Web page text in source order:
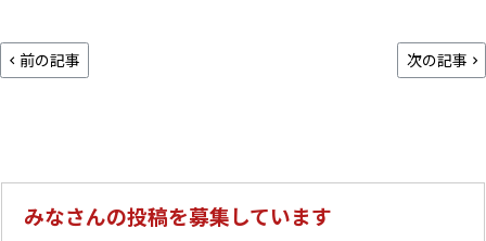
前の記事 次の記事
みなさんの投稿を募集しています